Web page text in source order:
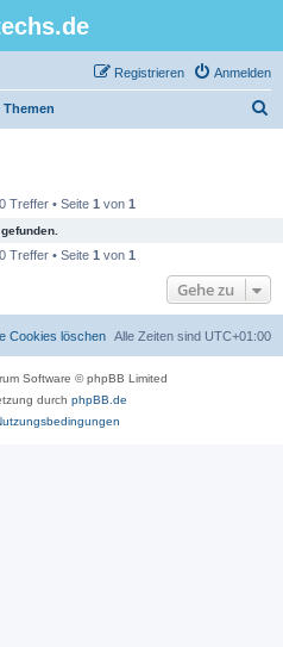
Anmelden
Registrieren
Treffer • Seite 1 von 1
Treffer • Seite 1 von 1
Gehe zu
Alle Zeiten sind UTC+01:00
Cookies löschen
Software © phpBB Limited
durch phpBB.de